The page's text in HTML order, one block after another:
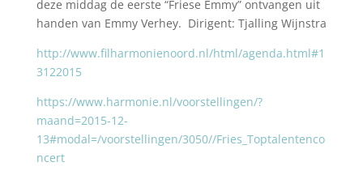
deze middag de eerste “Friese Emmy” ontvangen uit
handen van Emmy Verhey. Dirigent: Tjalling Wijnstra
http://www.filharmonienoord.nl/html/agenda.html#1
3122015
https://www.harmonie.nl/voorstellingen/?
maand=2015-12-
13#modal=/voorstellingen/3050//Fries_Toptalentenco
ncert